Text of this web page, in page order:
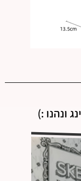
ונהנו :)